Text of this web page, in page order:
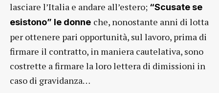
lasciare l’Italia e andare all’estero; “Scusate se
esistono” le donne che, nonostante anni di lotta
per ottenere pari opportunità, sul lavoro, prima di
firmare il contratto, in maniera cautelativa, sono
costrette a firmare la loro lettera di dimissioni in
caso di gravidanza…